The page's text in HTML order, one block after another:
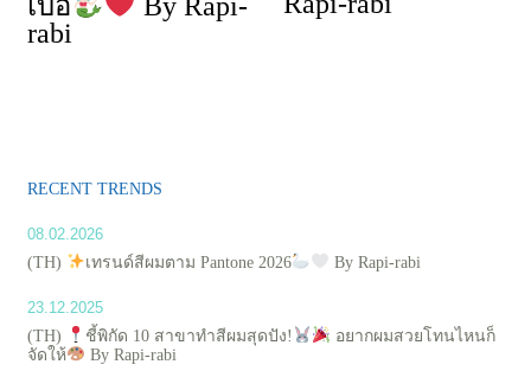
RECENT TRENDS
08.02.2026
(TH)
เทรนด์สีผมตาม Pantone 2026 By Rapi-rabi
23.12.2025
(TH)
ชี้พิกัด 10 สาขาทำสีผมสุดปัง!
อยากผมสวยโทนไหนก็
จัดให้
By Rapi-rabi
rabi